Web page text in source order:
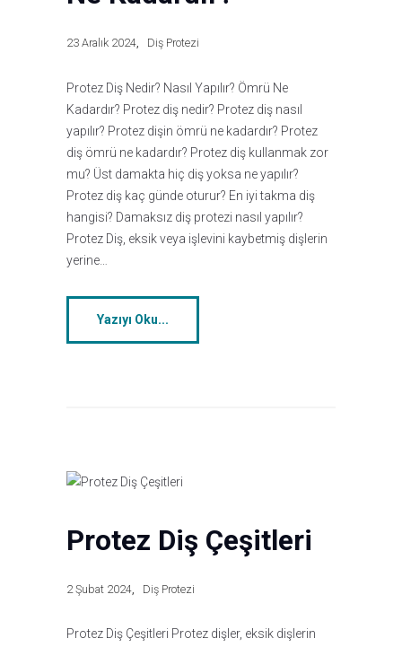
23 Aralık 2024 Diş Protezi
Protez Diş Nedir? Nasıl Yapılır? Ömrü Ne
Kadardır? Protez diş nedir? Protez diş nasıl
yapılır? Protez dişin ömrü ne kadardır? Protez
diş ömrü ne kadardır? Protez diş kullanmak zor
mu? Üst damakta hiç diş yoksa ne yapılır?
Protez diş kaç günde oturur? En iyi takma diş
hangisi? Damaksız diş protezi nasıl yapılır?
Protez Diş, eksik veya işlevini kaybetmiş dişlerin
yerine…
Yazıyı Oku...
Protez Diş Çeşitleri
2 Şubat 2024 Diş Protezi
Protez Diş Çeşitleri Protez dişler, eksik dişlerin